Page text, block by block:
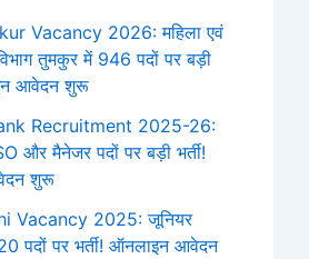
Vacancy 2026: महिला एवं
तुमकुर में 946 पदों पर बड़ी
आवेदन शुरू
Recruitment 2025-26:
और मैनेजर पदों पर बड़ी भर्ती!
शुरू
Vacancy 2025: जूनियर
पदों पर भर्ती! ऑनलाइन आवेदन